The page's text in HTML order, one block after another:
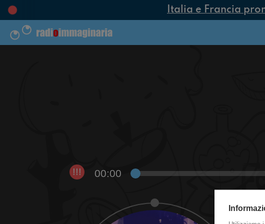
Italia e Francia
!!! 00:00